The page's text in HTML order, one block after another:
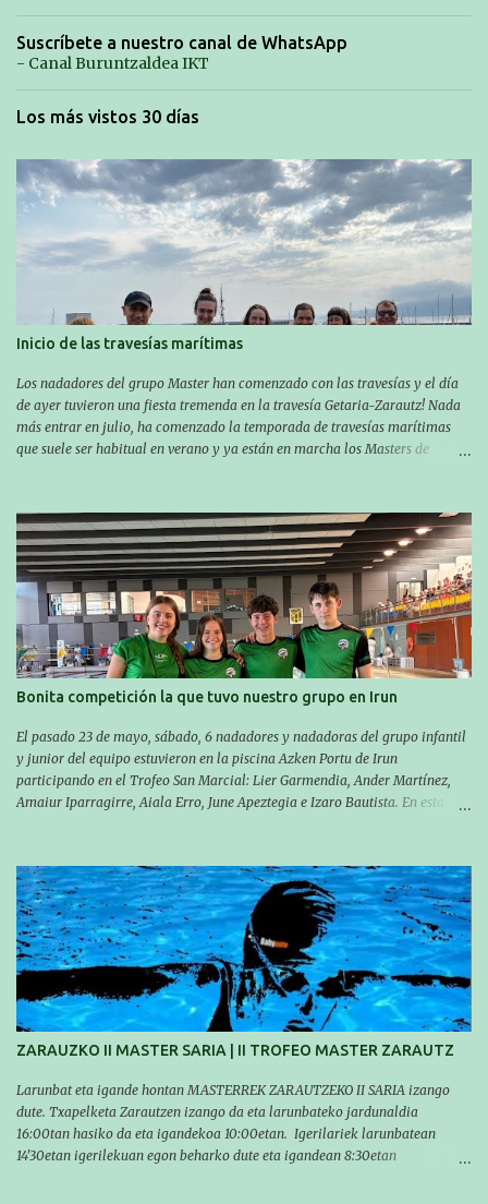
Suscríbete a nuestro canal de WhatsApp
- Canal Buruntzaldea IKT
Los más vistos 30 días
Inicio de las travesías marítimas
Los nadadores del grupo Master han comenzado con las travesías y el día
de ayer tuvieron una fiesta tremenda en la travesía Getaria-Zarautz! Nada
más entrar en julio, ha comenzado la temporada de travesías marítimas
que suele ser habitual en verano y ya están en marcha los Masters de
próxima cita. Para empezar, el 13 de julio, Manu Santos participó en la
XXXVIII. Travesía a nado de Ondarroa y recorrió una distancia de 1600
metros en 28 minutos y 30 segundos. Al día siguiente, Manu Santos y su
compañero Asier Gorostegi participaron en la V. San Antón Bira. En esta
travesía se realiza un recorrido desde la playa de Gaztetape hasta la playa
de Malkorbe, pero debido al estado del mar de aquel día, la organización
decidió hacerlo en el interior de la bahía de la playa de Malkorbe. Así,
Asier completó el recorrido en 29 minutos y 30 segundos, c...
Bonita competición la que tuvo nuestro grupo en Irun
El pasado 23 de mayo, sábado, 6 nadadores y nadadoras del grupo infantil
y junior del equipo estuvieron en la piscina Azken Portu de Irun
participando en el Trofeo San Marcial: Lier Garmendia, Ander Martínez,
Amaiur Iparragirre, Aiala Erro, June Apeztegia e Izaro Bautista. En esta
marcas. A pesar de no conseguir marca, pasaron una tarde muy buena y
sirvió para reforzar su experiencia. La mayoría ya ha terminado la
temporada, pero seguiremos trabajando con quienes están en la recta final,
trabajando para que cada uno consiga sus objetivos personales. BRNPWR!
ZARAUZKO II MASTER SARIA | II TROFEO MASTER ZARAUTZ
Larunbat eta igande hontan MASTERREK ZARAUTZEKO II SARIA izango
dute. Txapelketa Zarautzen izango da eta larunbateko jardunaldia
16:00tan hasiko da eta igandekoa 10:00etan. Igerilariek larunbatean
14'30etan igerilekuan egon beharko dute eta igandean 8:30etan